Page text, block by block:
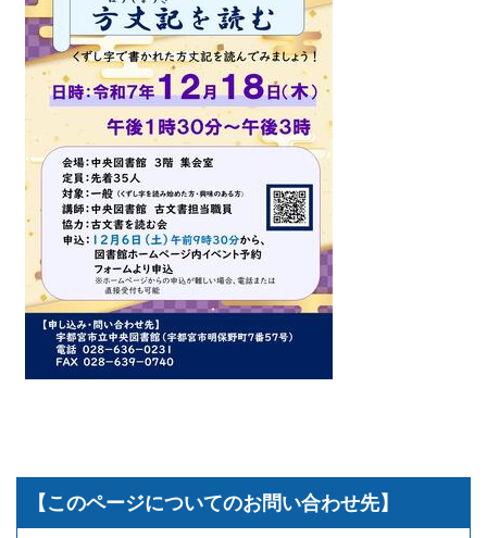
【このページについてのお問い合わせ先】